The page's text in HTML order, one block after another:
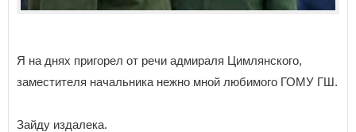
Я на днях пригорел от речи адмираля Цимлянского,
заместителя начальника нежно мной любимого ГОМУ ГШ.
Зайду издалека.